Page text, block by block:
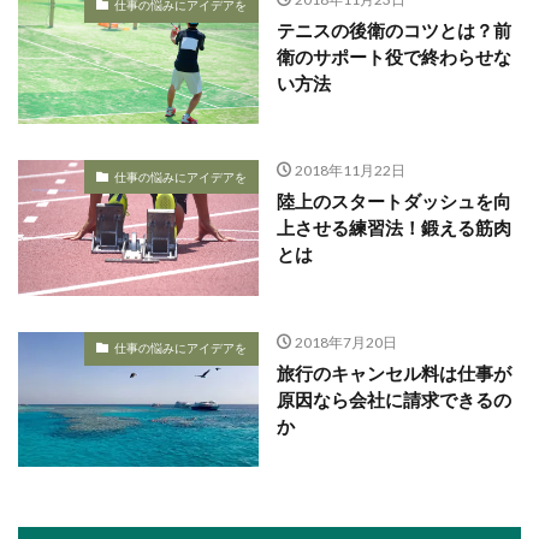
仕事の悩みにアイデアを
テニスの後衛のコツとは？前
衛のサポート役で終わらせな
い方法
仕事の悩みにアイデアを 2018年11月22日
陸上のスタートダッシュを向
上させる練習法！鍛える筋肉
とは
仕事の悩みにアイデアを 2018年7月20日
旅行のキャンセル料は仕事が
原因なら会社に請求できるの
か